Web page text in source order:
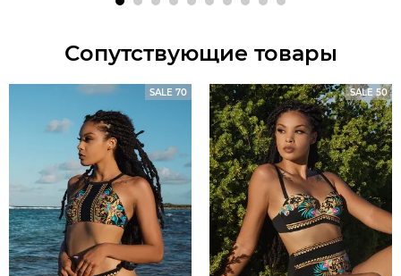
Сопутствующие товары
SALE 70 SALE 50